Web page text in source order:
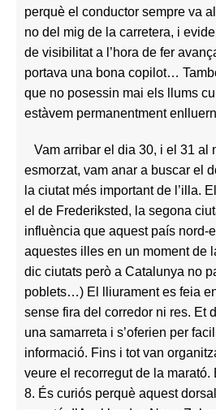
perquè el conductor sempre va
no del mig de la carretera, i
de visibilitat a l’hora de fer
portava una bona copilot…
que no posessin mai els llums
estàvem permanentment
Vam arribar el dia 30, i el 31 al
esmorzat, vam anar a buscar el
la ciutat més important de l’illa.
el de Frederiksted, la segona
influència que aquest país nord-
aquestes illes en un moment de
dic ciutats però a Catalunya no
poblets…) El lliurament es feia
sense fira del corredor ni res. Et
una samarreta i s’oferien per
informació. Fins i tot van
veure el recorregut de la marató.
8. És curiós perquè aquest